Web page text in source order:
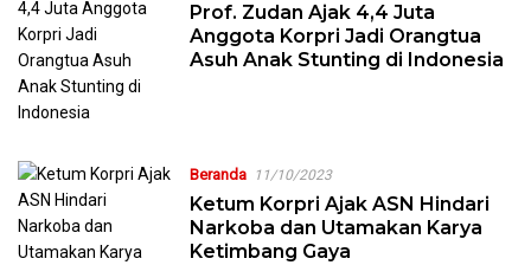
Prof. Zudan Ajak 4,4 Juta
Anggota Korpri Jadi Orangtua
Asuh Anak Stunting di Indonesia
Beranda 11/10/2023
Ketum Korpri Ajak ASN Hindari
Narkoba dan Utamakan Karya
Ketimbang Gaya